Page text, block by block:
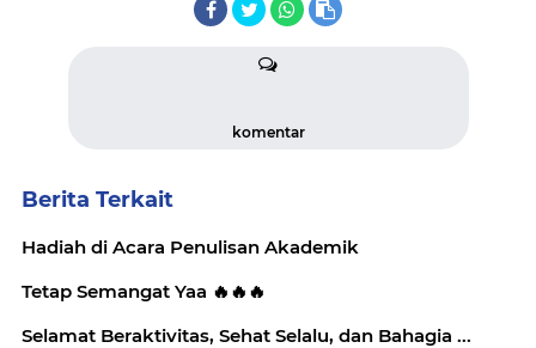
komentar
Berita Terkait
Hadiah di Acara Penulisan Akademik
Tetap Semangat Yaa 🔥🔥🔥
Selamat Beraktivitas, Sehat Selalu, dan Bahagia ...